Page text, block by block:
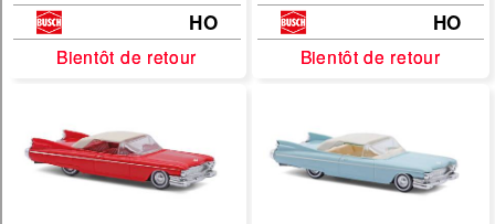
HO
Bientôt de retour
Bientôt de retour
HO
Bientôt de retour
Bientôt de retour